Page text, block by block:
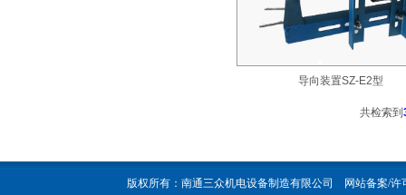
导向装置SZ-E2型
共检索到
版权所有：南通三众机电设备制造有限公司 网站备案/许